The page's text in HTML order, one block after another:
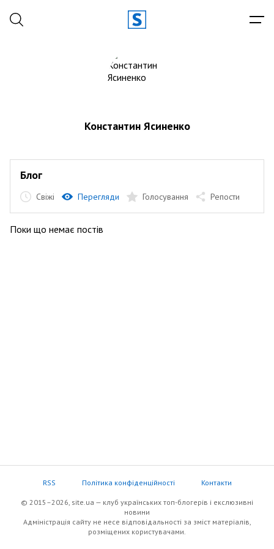
Константин Ясиненко
Блог
Свіжі Перегляди Голосування Репости
Поки що немає постів
RSS Політика конфіденційності Контакти
© 2015–2026, site.ua — клуб українських топ-блогерів i екслюзивнi
новини
Адміністрація сайту не несе відповідальності за зміст матеріалів,
розміщених користувачами.